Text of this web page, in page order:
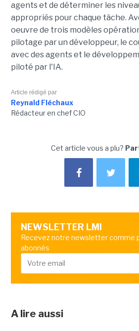
agents et de déterminer les
appropriés pour chaque tâche.
oeuvre de trois modèles
pilotage par un développeur, le
avec des agents et le
piloté par l'IA.
Article rédigé par
Reynald Fléchaux
Rédacteur en chef CIO
Cet article vous a plu?
NEWSLETTER LMI
Recevez notre newsletter comme
abonnés
A lire aussi